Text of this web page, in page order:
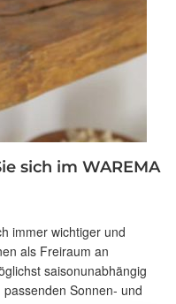
sich im WAREMA
immer wichtiger und
als Freiraum an
saisonunabhängig
Sonnen- und